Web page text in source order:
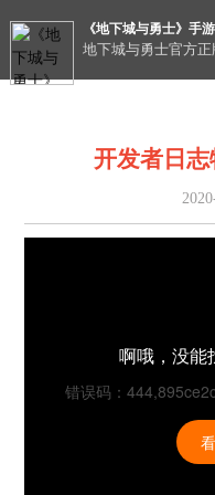
《地下城与勇士》手游
地下城与勇士官方正
开发者日志
啊哦，没能
错误码：